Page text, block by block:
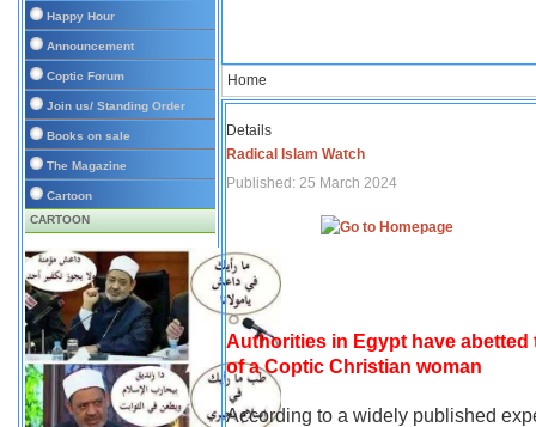
Happy Hour
Announcement
Coptic Forum
Join us/ Standing Order
Books on sale
The Magazine
Cartoon
CARTOON
Home
Details
Radical Islam Watch
Published: 25 March 2024
Authorities in Egypt have
of a Coptic Christian woman
According to a widely published